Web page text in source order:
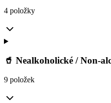
4 položky
🥤 Nealkoholické / Non-
9 položek